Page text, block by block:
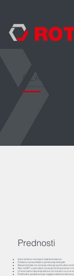
GLA 408
Prednosti
Istovremeno rezanje 2 staklene letvice
Podesivo pneumatsko pomicanje lista pile
Raspored pile za rezanje odozgo pod kutom od
Rez od 90° s pokretom rezanja od dna prema
Univerzalno stezanje letvice na nosaču za sve
Prethodno podešavanje nagiba staklene letvice